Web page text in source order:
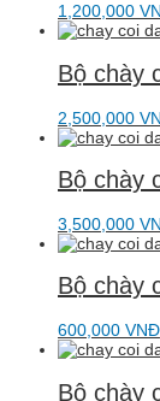
1,200,000
Bộ chày
2,500,000
Bộ chày
3,500,000
Bộ chày
600,000 VNĐ
Bộ chày